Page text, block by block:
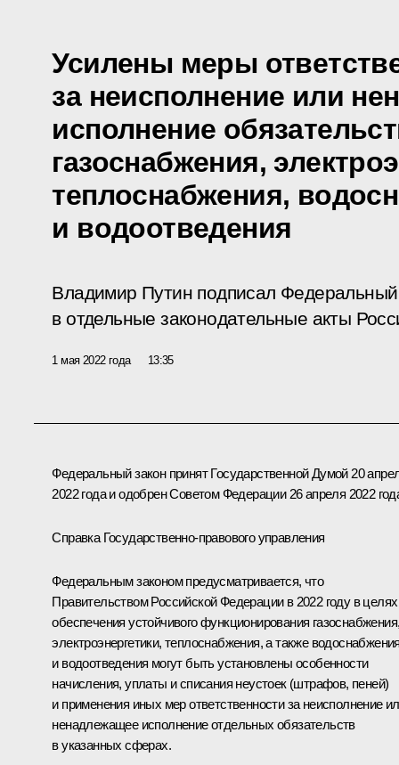
Усилены меры
за неисполнение или
исполнение
газоснабжения,
теплоснабжения,
и водоотведения
Владимир Путин подписал
в отдельные законодательные акты
1 мая 2022 года 13:35
Федеральный закон принят Государственной Думой 20
2022 года и одобрен Советом Федерации 26 апреля 2022
Справка Государственно-правового управления
Федеральным законом предусматривается, что
Правительством Российской Федерации в 2022 году в целях
обеспечения устойчивого функционирования
электроэнергетики, теплоснабжения, а также
и водоотведения могут быть установлены особенности
начисления, уплаты и списания неустоек (штрафов, пеней)
и применения иных мер ответственности за неисполнение
ненадлежащее исполнение отдельных обязательств
в указанных сферах.